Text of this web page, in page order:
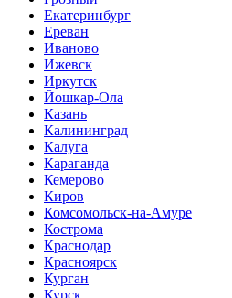
Екатеринбург
Ереван
Иваново
Ижевск
Иркутск
Йошкар-Ола
Казань
Калининград
Калуга
Караганда
Кемерово
Киров
Комсомольск-на-Амуре
Кострома
Краснодар
Красноярск
Курган